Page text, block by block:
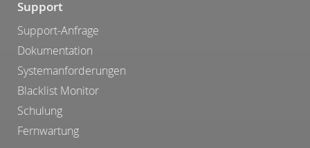
Support
Support-Anfrage
Dokumentation
Systemanforderungen
Blacklist Monitor
Schulung
Fernwartung